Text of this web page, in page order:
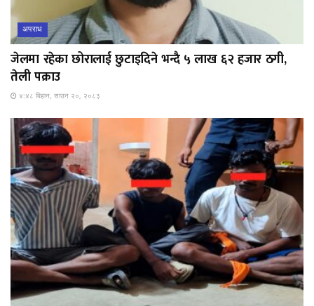
अपराध
जेलमा रहेका छोरालाई छुटाइदिने भन्दै ५ लाख ६२ हजार ठगी,
तेली पक्राउ
४:४८ बिहान, साउन २०, २०८३